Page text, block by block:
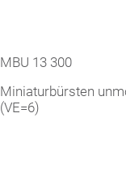
MBU 13 300
Miniaturbürsten
(VE=6)